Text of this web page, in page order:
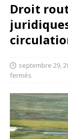
Droit
septembre 29,
fermés